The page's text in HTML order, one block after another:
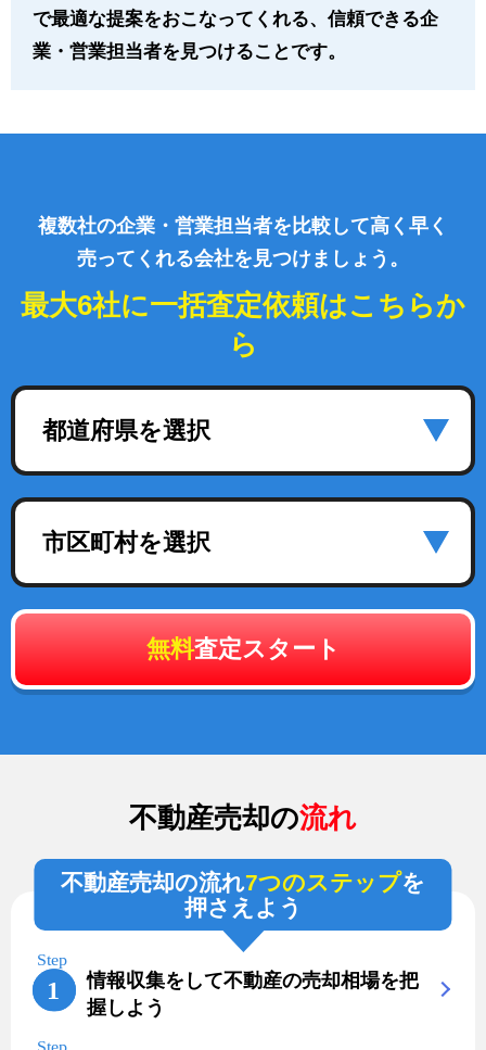
で最適な提案をおこなってくれる、信頼できる企
業・営業担当者を見つけることです。
複数社の企業・営業担当者を比較して高く早く
売ってくれる会社を見つけましょう。
最大6社に一括査定依頼はこちらか
ら
都道府県を選択
市区町村を選択
無料査定スタート
不動産売却の流れ
不動産売却の流れ7つのステップを
押さえよう
情報収集をして不動産の売却相場を把
握しよう